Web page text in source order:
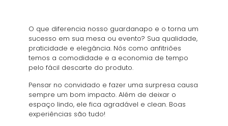
O que diferencia nosso guardanapo e o torna um
sucesso em sua mesa ou evento? Sua qualidade,
praticidade e elegância. Nós como anfitriões
temos a comodidade e a economia de tempo
pelo fácil descarte do produto.
Pensar no convidado e fazer uma surpresa causa
sempre um bom impacto. Além de deixar o
espaço lindo, ele fica agradável e clean. Boas
experiências são tudo!